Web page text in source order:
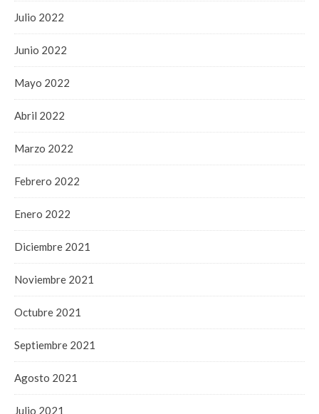
Julio 2022
Junio 2022
Mayo 2022
Abril 2022
Marzo 2022
Febrero 2022
Enero 2022
Diciembre 2021
Noviembre 2021
Octubre 2021
Septiembre 2021
Agosto 2021
Julio 2021